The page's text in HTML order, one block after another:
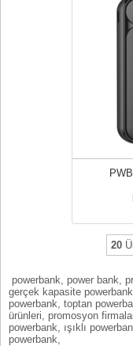
20
powerbank, power bank,
gerçek kapasite
powerbank, toptan
ürünleri, promosyon
powerbank, ışıklı
powerbank,